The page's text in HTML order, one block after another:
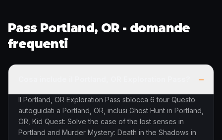
Pass Portland, OR - domande
frequenti
–
Il Portland, OR Exploration Pass sblocca 6 tour Questo
autoguidati a Portland, OR, inclusi Ghost Hunt in Portland,
OR, Kid Quest: Solve the case of the lost senses in
Portland and Murder Mystery: Death in the Shadows in